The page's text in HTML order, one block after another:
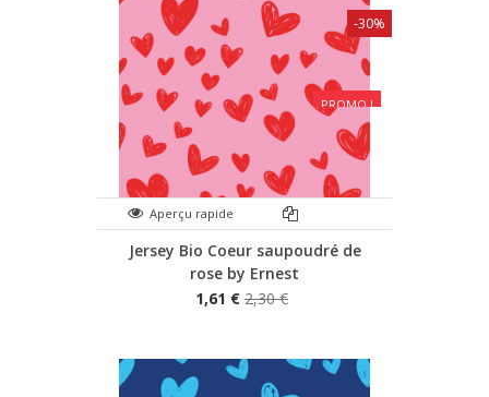
PROMO !
Aperçu rapide
Jersey Bio Coeur saupoudré de
rose by Ernest
1,61 € 2,30 €
-30%